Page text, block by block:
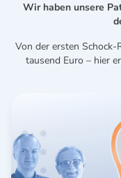
Wir haben unsere
Von der ersten Schock-
tausend Euro – hier